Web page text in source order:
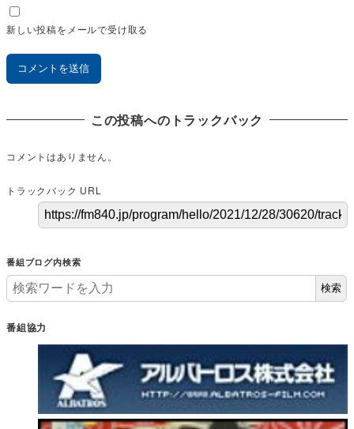
新しい投稿をメールで受け取る
この投稿へのトラックバック
コメントはありません。
トラックバック URL
番組ブログ内検索
検索
番組協力